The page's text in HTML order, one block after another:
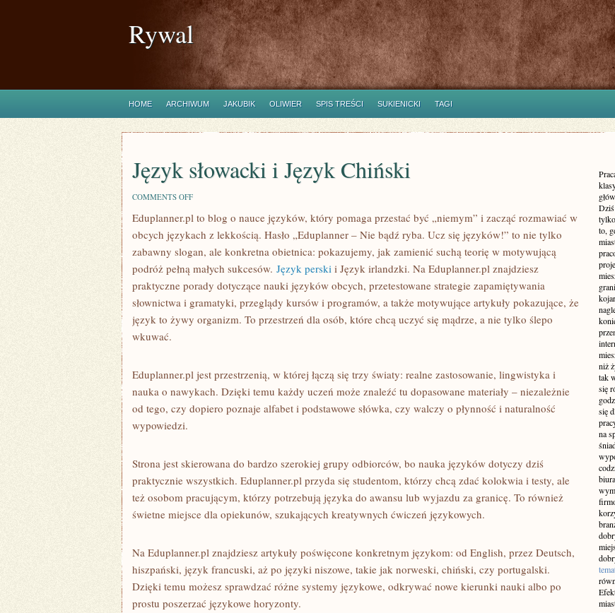
Rywal
HOME ARCHIWUM JAKUBIK OLIWIER SPIS TREŚCI SUKIENICKI TAGI
Język słowacki i Język Chiński
COMMENTS OFFON
SŁOWACKI
JĘZYK
CHIŃSKI
Eduplanner.pl to blog o nauce języków, który pomaga przestać być „niemym” i zacząć rozmawiać w
obcych językach z lekkością. Hasło „Eduplanner – Nie bądź ryba. Ucz się języków!” to nie tylko
zabawny slogan, ale konkretna obietnica: pokazujemy, jak zamienić suchą teorię w motywującą
podróż pełną małych sukcesów. Język perski i Język irlandzki. Na Eduplanner.pl znajdziesz
praktyczne porady dotyczące nauki języków obcych, przetestowane strategie zapamiętywania
słownictwa i gramatyki, przeglądy kursów i programów, a także motywujące artykuły pokazujące, że
język to żywy organizm. To przestrzeń dla osób, które chcą uczyć się mądrze, a nie tylko ślepo
wkuwać.
Eduplanner.pl jest przestrzenią, w której łączą się trzy światy: realne zastosowanie, lingwistyka i
nauka o nawykach. Dzięki temu każdy uczeń może znaleźć tu dopasowane materiały – niezależnie
od tego, czy dopiero poznaje alfabet i podstawowe słówka, czy walczy o płynność i naturalność
wypowiedzi.
Strona jest skierowana do bardzo szerokiej grupy odbiorców, bo nauka języków dotyczy dziś
praktycznie wszystkich. Eduplanner.pl przyda się studentom, którzy chcą zdać kolokwia i testy, ale
też osobom pracującym, którzy potrzebują języka do awansu lub wyjazdu za granicę. To również
świetne miejsce dla opiekunów, szukających kreatywnych ćwiczeń językowych.
Na Eduplanner.pl znajdziesz artykuły poświęcone konkretnym językom: od English, przez Deutsch,
hiszpański, język francuski, aż po języki niszowe, takie jak norweski, chiński, czy portugalski.
Dzięki temu możesz sprawdzać różne systemy językowe, odkrywać nowe kierunki nauki albo po
prostu poszerzać językowe horyzonty.
to,
niż
tak
się
się
na